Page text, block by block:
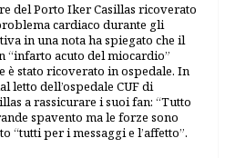
del Porto Iker Casillas ricoverato
cardiaco durante gli
in una nota ha spiegato che il
“infarto acuto del miocardio”
è stato ricoverato in ospedale. In
letto dell’ospedale CUF di
a rassicurare i suoi fan: “Tutto
spavento ma le forze sono
“tutti per i messaggi e l’affetto”.